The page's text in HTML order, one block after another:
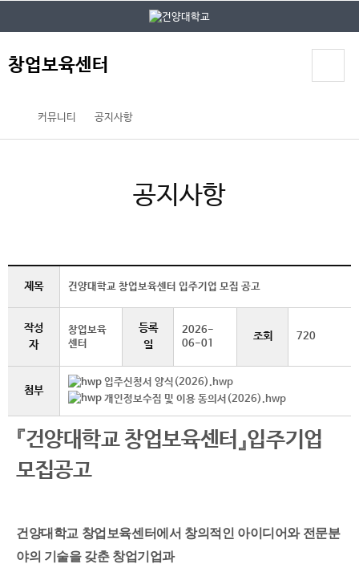
창업보육센터
커뮤니티 공지사항
공지사항
제목 건양대학교 창업보육센터 입주기업 모집 공고
작성
자
창업보육
센터
등록
일
2026-
06-01
조회 720
첨부
입주신청서 양식(2026).hwp
개인정보수집 및 이용 동의서(2026).hwp
『건양대학교 창업보육센터』입주기업
모집공고
건양대학교 창업보육센터에서 창의적인 아이디어와 전문분
야의 기술을 갖춘 창업기업과